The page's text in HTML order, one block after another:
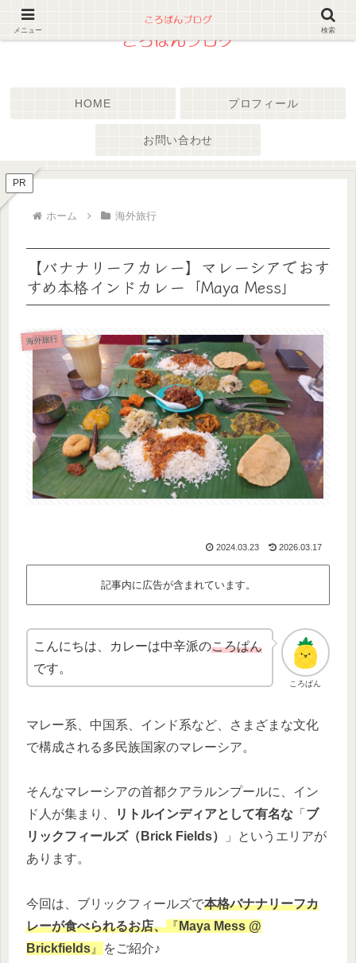
HOME プロフィール
お問い合わせ
PR
ホーム 海外旅行
【バナナリーフカレー】マレーシアでおす
すめ本格インドカレー「Maya Mess」
海外旅行
2024.03.23 2026.03.17
記事内に広告が含まれています。
ころぱん
こんにちは、カレーは中辛派のころぱん
です。
マレー系、中国系、インド系など、さまざまな文化
で構成される多民族国家のマレーシア。
そんなマレーシアの首都クアラルンプールに、イン
ド人が集まり、
リトルインディアとして有名な 「 ブ
リックフィールズ（Brick Fields）
」というエリアが
あります。
今回は、ブリックフィールズで本格バナナリーフカ
レーが食べられるお店、 『 Maya Mess @
Brickfields 』 をご紹介♪
メニュー 検索